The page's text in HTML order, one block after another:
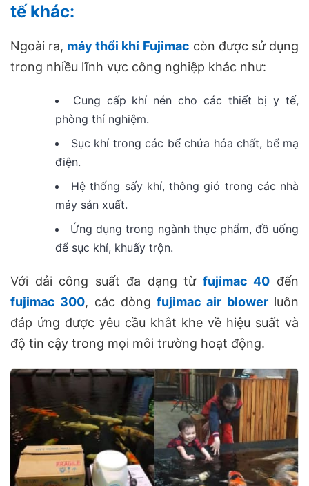
tế khác:
Ngoài ra, máy thổi khí Fujimac còn được sử dụng
trong nhiều lĩnh vực công nghiệp khác như:
Cung cấp khí nén cho các thiết bị y tế,
phòng thí nghiệm.
Sục khí trong các bể chứa hóa chất, bể mạ
điện.
Hệ thống sấy khí, thông gió trong các nhà
máy sản xuất.
Ứng dụng trong ngành thực phẩm, đồ uống
để sục khí, khuấy trộn.
Với dải công suất đa dạng từ fujimac 40 đến
fujimac 300, các dòngfujimac air blowerluôn
đáp ứng được yêu cầu khắt khe về hiệu suất và
độ tin cậy trong mọi môi trường hoạt động.